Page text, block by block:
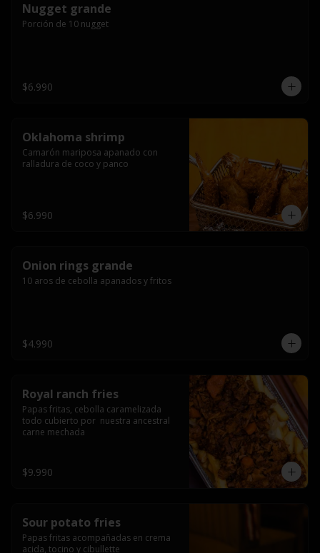
Nugget grande
Porción de 10 nugget
$6.990
Oklahoma shrimp
Camarón mariposa apanado con
ralladura de coco y panco
$6.990
Onion rings grande
10 aros de cebolla apanados y fritos
$4.990
Royal ranch fries
Papas fritas, cebolla caramelizada
todo cubierto por  nuestra ancestral
carne mechada
$9.990
Sour potato fries
Papas fritas acompañadas en crema
acida, tocino y cibullette